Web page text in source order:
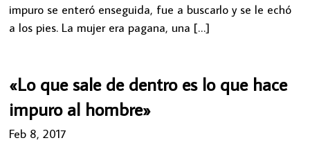
impuro se enteró enseguida, fue a buscarlo y se le echó
a los pies. La mujer era pagana, una […]
«Lo que sale de dentro es lo que hace
impuro al hombre»
Feb 8, 2017